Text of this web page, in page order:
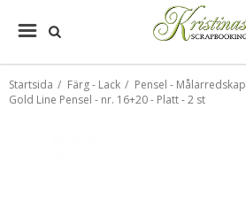
Startsida / Färg - Lack / Pensel - Målarredskap
Gold Line Pensel - nr. 16+20 - Platt - 2 st